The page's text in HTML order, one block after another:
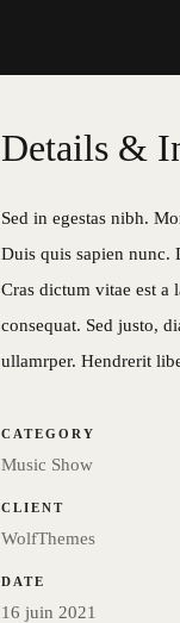
Details &
Sed in egestas nibh.
Duis quis sapien nunc.
Cras dictum vitae est a
consequat. Sed justo,
ullamrper. Hendrerit
CATEGORY
Music Show
CLIENT
WolfThemes
DATE
16 juin 2021